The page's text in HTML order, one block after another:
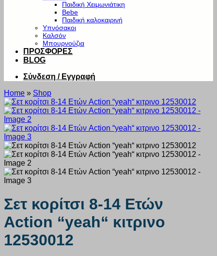
Παιδική Χειμωνιάτικη
Bebe
Παιδική καλοκαιρινή
Υπνόσακοι
Καλσόν
Μπουρνούζια
ΠΡΟΣΦΟΡΕΣ
BLOG
Σύνδεση / Εγγραφή
Home » Shop
Σετ κορίτσι 8-14 Ετών
Action “yeah“ κιτρινο
12530012